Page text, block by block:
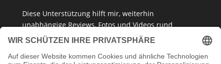
Diese Unterstützung hilft mir, weiterhin
unabhängige Reviews, Fotos und Videos rund
umKlemmbausteine ,Baukastensetsund
Meinung. Ich empfehle nur Produkte, die ich selbst